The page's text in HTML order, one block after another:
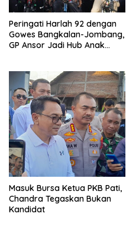
Peringati Harlah 92 dengan
Gowes Bangkalan-Jombang,
GP Ansor Jadi Hub Anak
Masuk Bursa Ketua PKB Pati,
Chandra Tegaskan Bukan
Kandidat